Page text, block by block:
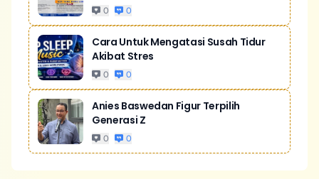
0 0
Cara Untuk Mengatasi Susah Tidur
Akibat Stres
0 0
Anies Baswedan Figur Terpilih
Generasi Z
0 0